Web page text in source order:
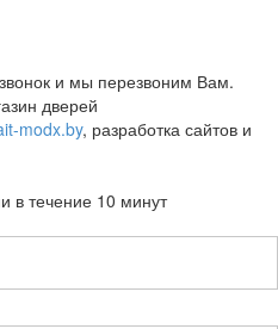
и мы перезвоним Вам.
дверей
modx.by, разработка сайтов и
в течение 10 минут